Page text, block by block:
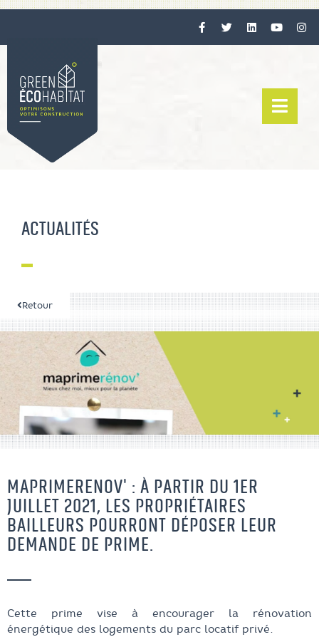
ACTUALITÉS
Retour
MAPRIMERENOV' : À PARTIR DU 1ER
JUILLET 2021, LES PROPRIÉTAIRES
BAILLEURS POURRONT DÉPOSER LEUR
DEMANDE DE PRIME.
Cette prime vise à encourager la rénovation
énergétique des logements du parc locatif privé.